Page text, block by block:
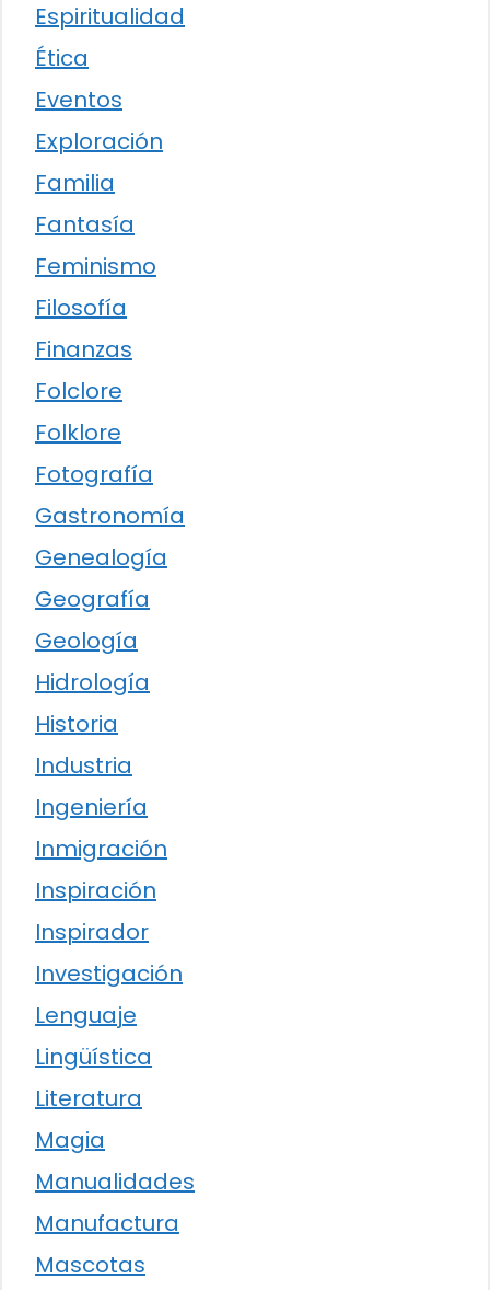
Espiritualidad
Ética
Eventos
Exploración
Familia
Fantasía
Feminismo
Filosofía
Finanzas
Folclore
Folklore
Fotografía
Gastronomía
Genealogía
Geografía
Geología
Hidrología
Historia
Industria
Ingeniería
Inmigración
Inspiración
Inspirador
Investigación
Lenguaje
Lingüística
Literatura
Magia
Manualidades
Manufactura
Mascotas